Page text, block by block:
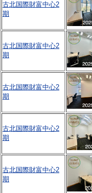
古北国際財富中心2
期
古北国際財富中心2
期
古北国際財富中心2
期
古北国際財富中心2
期
古北国際財富中心2
期